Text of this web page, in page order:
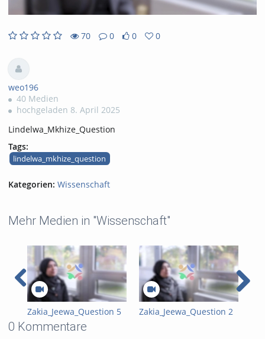
70
views
0
Kommentare
0
likes
0
favorites
weo196
40 Medien
hochgeladen 8. April 2025
Lindelwa_Mkhize_Question
Tags:
lindelwa_mkhize_question
Kategorien: Wissenschaft
Mehr Medien in "Wissenschaft"
Zakia_Jeewa_Question 5 Zakia_Jeewa_Question 2
0 Kommentare